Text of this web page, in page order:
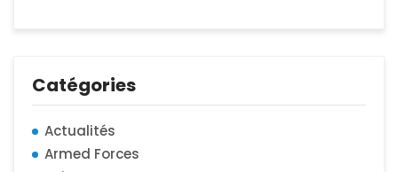
Catégories
Actualités
Armed Forces